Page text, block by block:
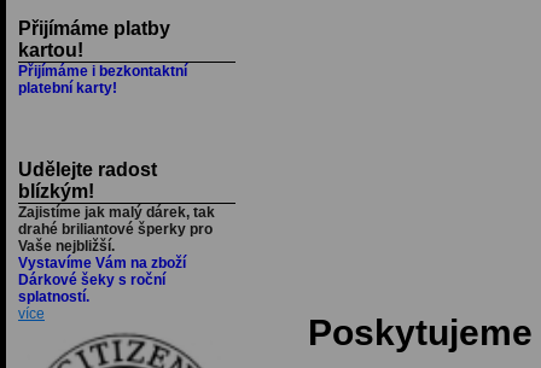
Přijímáme platby
kartou!
Přijímáme i bezkontaktní
platební karty!
Udělejte radost
blízkým!
Zajistíme jak malý dárek, tak
drahé briliantové šperky pro
Vaše nejbližší.
Vystavíme Vám na zboží
Dárkové šeky s roční
splatností.
více
Poskytujeme